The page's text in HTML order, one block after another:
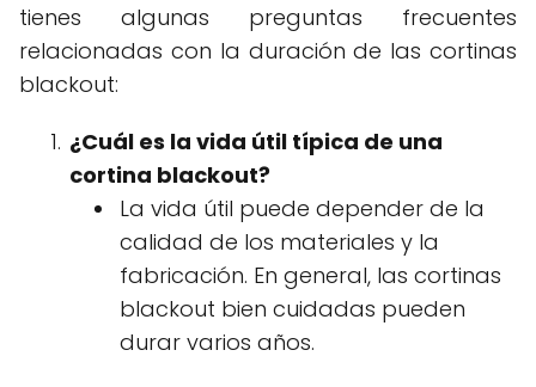
tienes algunas preguntas frecuentes
relacionadas con la duración de las cortinas
blackout:
¿Cuál es la vida útil típica de una
cortina blackout?
La vida útil puede depender de la
calidad de los materiales y la
fabricación. En general, las cortinas
blackout bien cuidadas pueden
durar varios años.